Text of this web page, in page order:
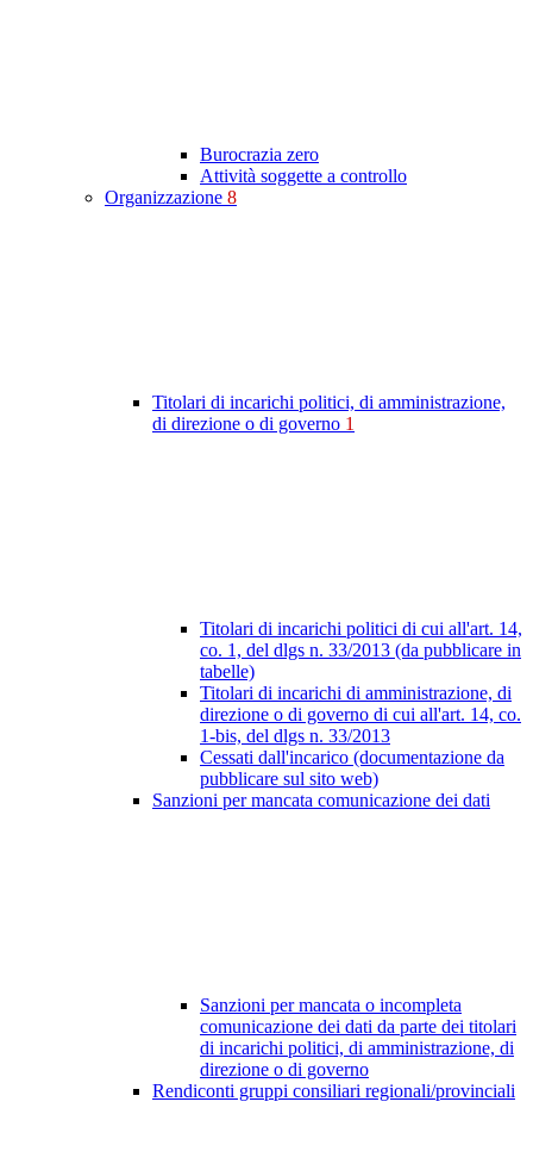
Burocrazia zero
Attività soggette a controllo
Organizzazione 8
Titolari di incarichi politici, di amministrazione,
di direzione o di governo 1
Titolari di incarichi politici di cui all'art. 14,
co. 1, del dlgs n. 33/2013 (da pubblicare in
tabelle)
Titolari di incarichi di amministrazione, di
direzione o di governo di cui all'art. 14, co.
1-bis, del dlgs n. 33/2013
Cessati dall'incarico (documentazione da
pubblicare sul sito web)
Sanzioni per mancata comunicazione dei dati
Sanzioni per mancata o incompleta
comunicazione dei dati da parte dei titolari
di incarichi politici, di amministrazione, di
direzione o di governo
Rendiconti gruppi consiliari regionali/provinciali